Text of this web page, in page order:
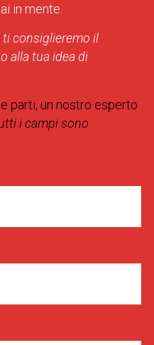
in mente.
ti consiglieremo il
alla tua idea di
parti, un nostro esperto
i campi sono